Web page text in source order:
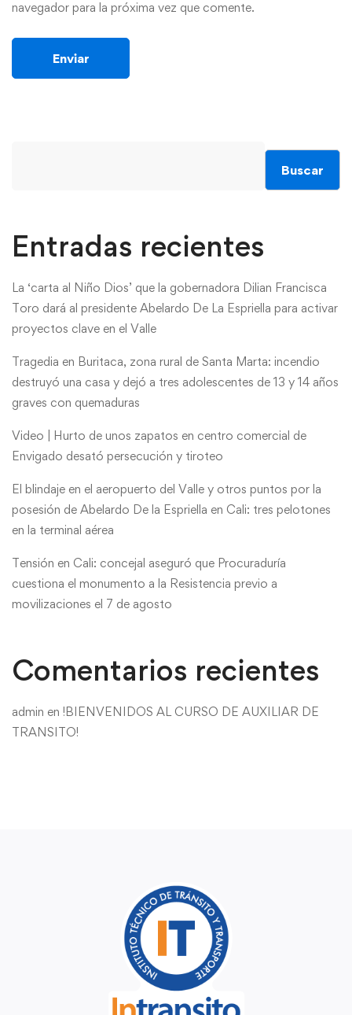
navegador para la próxima vez que comente.
Buscar
Entradas recientes
La ‘carta al Niño Dios’ que la gobernadora Dilian Francisca
Toro dará al presidente Abelardo De La Espriella para activar
proyectos clave en el Valle
Tragedia en Buritaca, zona rural de Santa Marta: incendio
destruyó una casa y dejó a tres adolescentes de 13 y 14 años
graves con quemaduras
Video | Hurto de unos zapatos en centro comercial de
Envigado desató persecución y tiroteo
El blindaje en el aeropuerto del Valle y otros puntos por la
posesión de Abelardo De la Espriella en Cali: tres pelotones
en la terminal aérea
Tensión en Cali: concejal aseguró que Procuraduría
cuestiona el monumento a la Resistencia previo a
movilizaciones el 7 de agosto
Comentarios recientes
admin en !BIENVENIDOS AL CURSO DE AUXILIAR DE
TRANSITO!